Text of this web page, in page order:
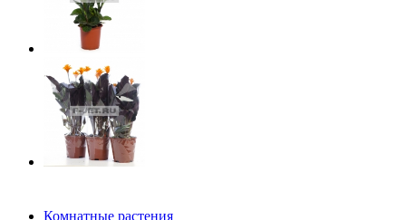
Комнатные растения